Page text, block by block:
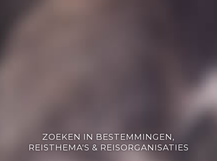
ZOEKEN IN BESTEMMINGEN,
REISTHEMA'S & REISORGANISATIES